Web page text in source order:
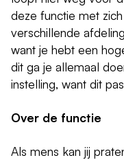
deze functie met
verschillende
want je hebt een
dit ga je allemaal
instelling, want dit
Over de functie
Als mens kan jij